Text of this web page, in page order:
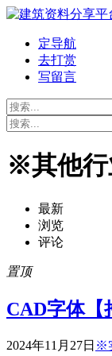
定导航
去打赏
写留言
※其他
最新
浏览
评论
置顶
CAD字体【
2024年11月27日 ※